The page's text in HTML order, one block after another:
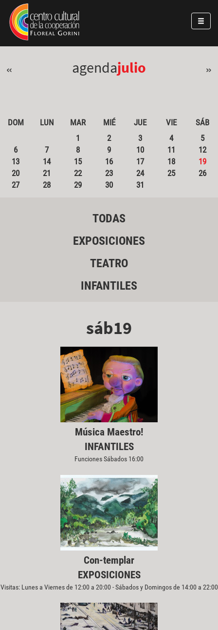
Pasar al contenido principal
Jump to main content
« agendajulio »
DOM LUN MAR MIÉ JUE VIE
SÁB
1
2 3 4
5
6
7 8 9 10 11
12
13
14 15 16 17 18
19
20
21 22 23 24 25
26
27
28 29 30 31
TODAS
EXPOSICIONES
TEATRO
INFANTILES
sáb19
Música Maestro!
INFANTILES
Funciones Sábados 16:00
Con-templar
EXPOSICIONES
Visitas: Lunes a Viernes de 12:00 a 20:00 - Sábados y Domingos de 14:00 a 22:00